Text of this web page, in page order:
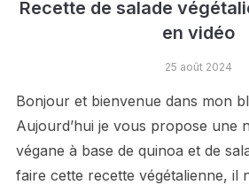
Recette de salade
en vidéo
25 août 2024
Bonjour et bienvenue dans mon
Aujourd’hui je vous propose une
végane à base de quinoa et de
faire cette recette végétalienne, il